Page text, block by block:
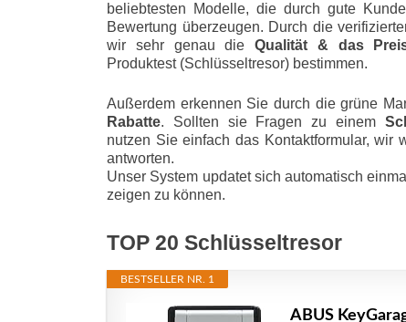
beliebtesten Modelle, die durch gute
Bewertung überzeugen. Durch die
wir sehr genau die Qualität & das
Produktest (Schlüsseltresor) bestimmen.
Außerdem erkennen Sie durch die grüne
Rabatte. Sollten sie Fragen zu einem
nutzen Sie einfach das Kontaktformular, wir
antworten.
Unser System updatet sich automatisch
zeigen zu können.
TOP 20 Schlüsseltresor
BESTSELLER NR. 1
ABUS